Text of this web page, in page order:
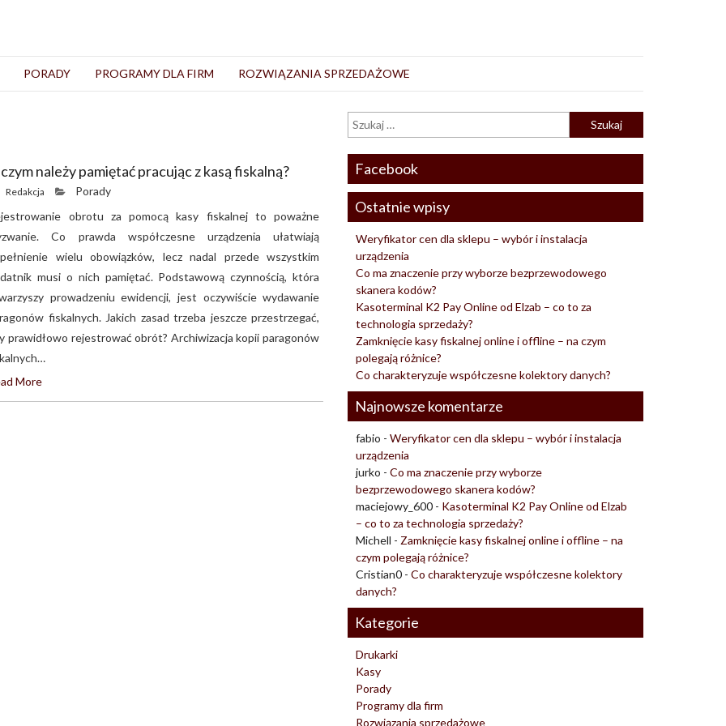
PORADY PROGRAMY DLA FIRM ROZWIĄZANIA SPRZEDAŻOWE
należy pamiętać pracując z kasą fiskalną?
Redakcja
Porady
obrotu za pomocą kasy fiskalnej to poważne
Co prawda współczesne urządzenia ułatwiają
wielu obowiązków, lecz nadal przede wszystkim
musi o nich pamiętać. Podstawową czynnością, która
prowadzeniu ewidencji, jest oczywiście wydawanie
fiskalnych. Jakich zasad trzeba jeszcze przestrzegać,
prawidłowo rejestrować obrót? Archiwizacja kopii paragonów
More
Facebook
Ostatnie wpisy
Weryfikator cen dla sklepu – wybór i instalacja
urządzenia
Co ma znaczenie przy wyborze bezprzewodowego
skanera kodów?
Kasoterminal K2 Pay Online od Elzab – co to za
technologia sprzedaży?
Zamknięcie kasy fiskalnej online i offline – na czym
polegają różnice?
Co charakteryzuje współczesne kolektory danych?
Najnowsze komentarze
fabio - Weryfikator cen dla sklepu – wybór i instalacja
urządzenia
jurko - Co ma znaczenie przy wyborze
bezprzewodowego skanera kodów?
maciejowy_600 - Kasoterminal K2 Pay Online od Elzab
– co to za technologia sprzedaży?
Michell - Zamknięcie kasy fiskalnej online i offline – na
czym polegają różnice?
Cristian0 - Co charakteryzuje współczesne kolektory
danych?
Kategorie
Drukarki
Kasy
Porady
Programy dla firm
Rozwiązania sprzedażowe